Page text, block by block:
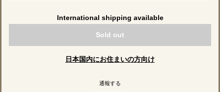
International shipping available
Sold out
日本国内にお住まいの方向け
通報する